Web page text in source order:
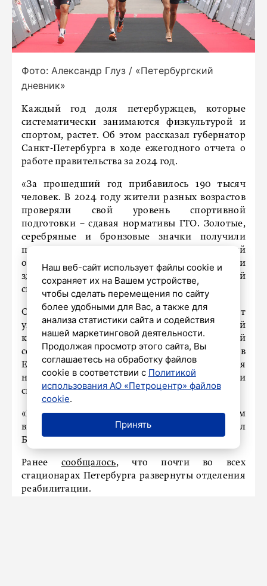
Фото: Александр Глуз / «Петербургский
дневник»
Каждый год доля петербуржцев, которые
систематически занимаются физкультурой и
спортом, растет. Об этом рассказал губернатор
Санкт-Петербурга в ходе ежегодного отчета о
работе правительства за 2024 год.
«За прошедший год прибавилось 190 тысяч
человек. В 2024 году жители разных возрастов
проверяли свой уровень спортивной
подготовки – сдавая нормативы ГТО. Золотые,
серебряные и бронзовые значки получили
почти 150 тысяч человек. Все чаще спортивный
образ жизни стали вести люди с особенностями
здоровья. Мы создаем для таких занятий
специальные условия», – сказал губернатор.
Он также напомнил о том, что был открыт
уникальный Центр адаптивной физической
культуры и адаптивного спорта – самый
современный и самый крупный в стране и в
Европе. Петербургские врачи подобрали для
него лучшее оборудование и проработали
специальные программы реабилитации.
«Вместе с федеральным центром планируем
ввести еще два подобных объекта», – уточнил
Беглов.
Ранее сообщалось, что почти во всех
стационарах Петербурга развернуты отделения
реабилитации.
Наш веб-сайт использует файлы cookie и
сохраняет их на Вашем устройстве,
чтобы сделать перемещения по сайту
более удобными для Вас, а также для
анализа статистики сайта и содействия
нашей маркетинговой деятельности.
Продолжая просмотр этого сайта, Вы
соглашаетесь на обработку файлов
cookie в соответствии с Политикой
использования АО «Петроцентр» файлов
cookie.
Принять